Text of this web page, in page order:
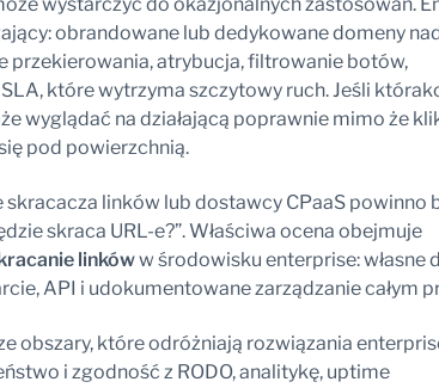
obrandowane lub dedykowane domeny
przekierowania, atrybucja, filtrowanie botów,
które wytrzyma szczytowy ruch. Jeśli
wyglądać na działającą poprawnie mimo że
pod powierzchnią.
linków lub dostawcy CPaaS powinno
skraca URL-e?”. Właściwa ocena obejmuje
linkóww środowisku enterprise: własne
API i udokumentowane zarządzanie całym
obszary, które odróżniają rozwiązania
i zgodność z RODO, analitykę, uptime